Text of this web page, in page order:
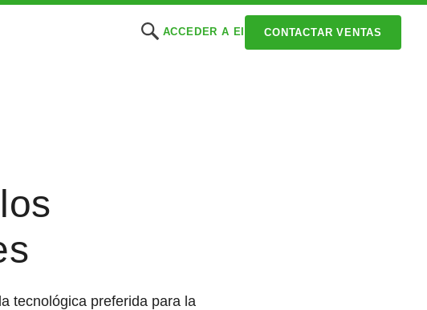
ACCEDER A EI CONTACTAR VENTAS
tecnológica preferida para la